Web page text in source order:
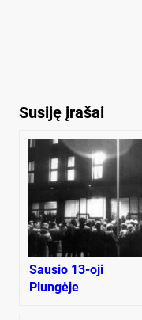
Susiję įrašai
Sausio 13-oji
Plungėje